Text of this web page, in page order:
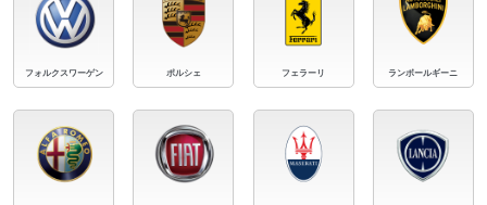
フォルクスワーゲン ポルシェ フェラーリ ランボールギーニ